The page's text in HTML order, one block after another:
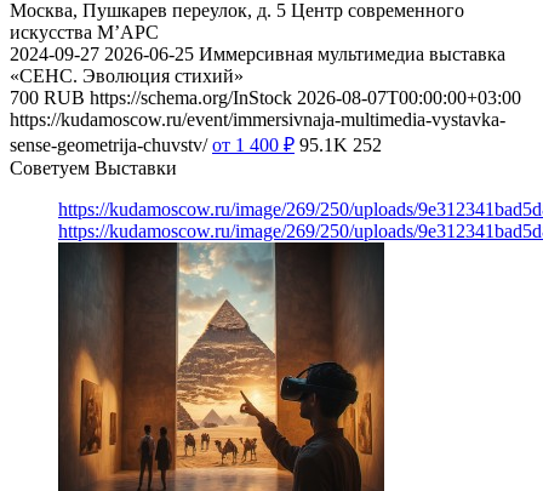
Москва, Пушкарев переулок, д. 5 Центр современного
искусства М’АРС
2024-09-27 2026-06-25 Иммерсивная мультимедиа выставка
«СЕНС. Эволюция стихий»
700 RUB https://schema.org/InStock 2026-08-07T00:00:00+03:00
https://kudamoscow.ru/event/immersivnaja-multimedia-vystavka-
sense-geometrija-chuvstv/ от 1 400 ₽ 95.1K 252
Советуем Выставки
https://kudamoscow.ru/image/269/250/uploads/
https://kudamoscow.ru/image/269/250/uploads/